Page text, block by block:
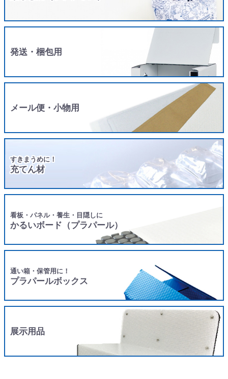
発送・梱包用
メール便・小物用
すきまうめに！
充てん材
看板・パネル・養生・目隠しに
かるいボード（プラパール）
通い箱・保管用に！
プラパールボックス
展示用品